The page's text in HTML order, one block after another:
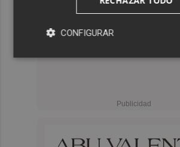
CONFIGURAR